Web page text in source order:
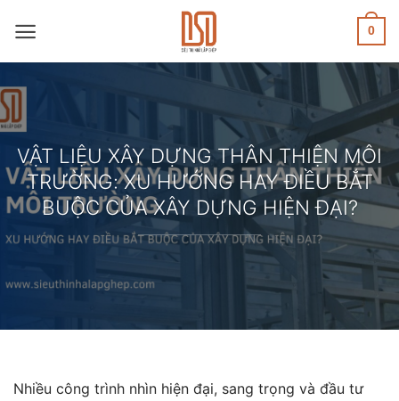
0
VẬT LIỆU XÂY DỰNG THÂN THIỆN MÔI
TRƯỜNG: XU HƯỚNG HAY ĐIỀU BẮT
BUỘC CỦA XÂY DỰNG HIỆN ĐẠI?
Nhiều công trình nhìn hiện đại, sang trọng và đầu tư